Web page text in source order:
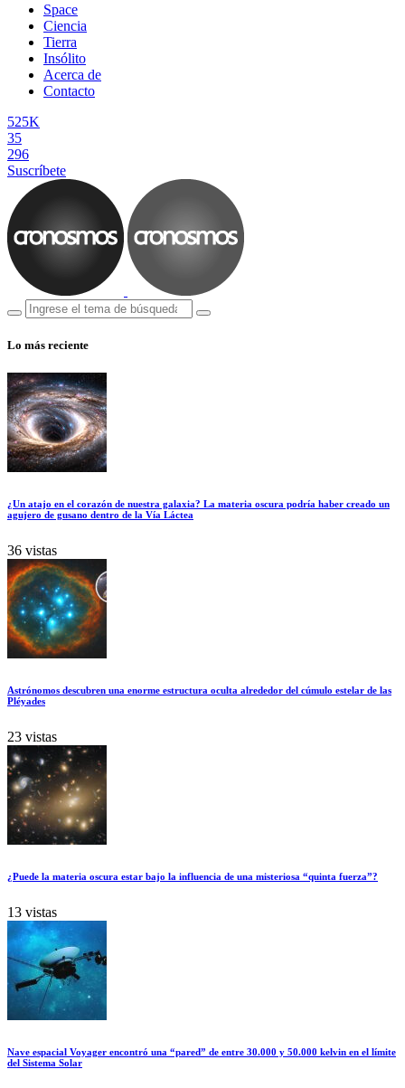
Space
Ciencia
Tierra
Insólito
Acerca de
Contacto
525K
35
296
Suscríbete
Lo más reciente
¿Un atajo en el corazón de nuestra galaxia? La materia oscura podría haber creado un
agujero de gusano dentro de la Vía Láctea
36 vistas
Astrónomos descubren una enorme estructura oculta alrededor del cúmulo estelar de las
Pléyades
23 vistas
¿Puede la materia oscura estar bajo la influencia de una misteriosa “quinta fuerza”?
13 vistas
Nave espacial Voyager encontró una “pared” de entre 30.000 y 50.000 kelvin en el límite
del Sistema Solar